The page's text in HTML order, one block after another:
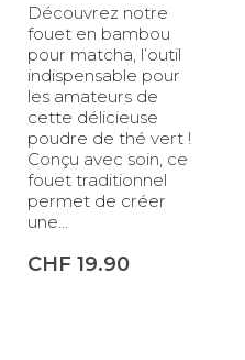
Découvrez notre
fouet en bambou
pour matcha, l’outil
indispensable pour
les amateurs de
cette délicieuse
poudre de thé vert !
Conçu avec soin, ce
fouet traditionnel
permet de créer
une…
CHF 19.90